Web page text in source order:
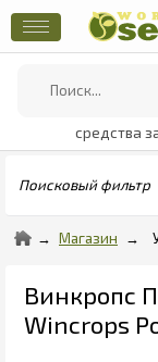
средства
Поисковый фильтр
Магазин
Винкропс
Wincrops